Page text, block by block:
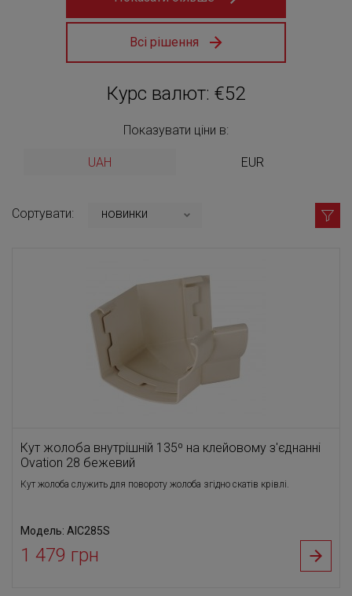
Всі рішення
Курс валют: €52
Показувати ціни в:
UAH EUR
Сортувати: новинки
Кут жолоба внутрішній 135⁰ на клейовому з'єднанні
Ovation 28 бежевий
Кут жолоба служить для повороту жолоба згідно скатів крівлі.
Модель: AIC285S
1 479 грн